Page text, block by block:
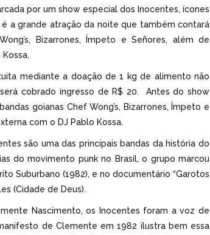
por um show especial dos Inocentes, ícones
a grande atração da noite que também contará
Bizarrones, Ímpeto e Señores, além de
mediante a doação de 1 kg de alimento não
cobrado ingresso de R$ 20. Antes do show
goianas Chef Wong’s, Bizarrones, Ímpeto e
com o DJ Pablo Kossa.
são uma das principais bandas da história do
do movimento punk no Brasil, o grupo marcou
Suburbano (1982), e no documentário “Garotos
(Cidade de Deus).
Nascimento, os Inocentes foram a voz de
de Clemente em 1982 ilustra bem essa